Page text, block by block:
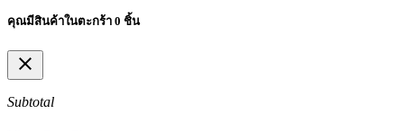
คุณมีสินค้าในตะกร้า 0 ชิ้น
close
Subtotal